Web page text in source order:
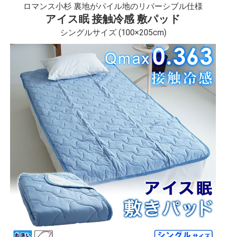
ロマンス小杉 裏地がパイル地のリバーシブル仕様
アイス眠 接触冷感 敷パッド
シングルサイズ (100×205cm)